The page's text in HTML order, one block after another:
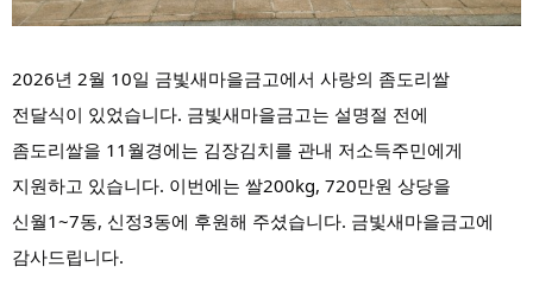
2026년 2월 10일 금빛새마을금고에서 사랑의 좀도리쌀
전달식이 있었습니다. 금빛새마을금고는 설명절 전에
좀도리쌀을 11월경에는 김장김치를 관내 저소득주민에게
지원하고 있습니다. 이번에는 쌀200kg, 720만원 상당을
신월1~7동, 신정3동에 후원해 주셨습니다. 금빛새마을금고에
감사드립니다.